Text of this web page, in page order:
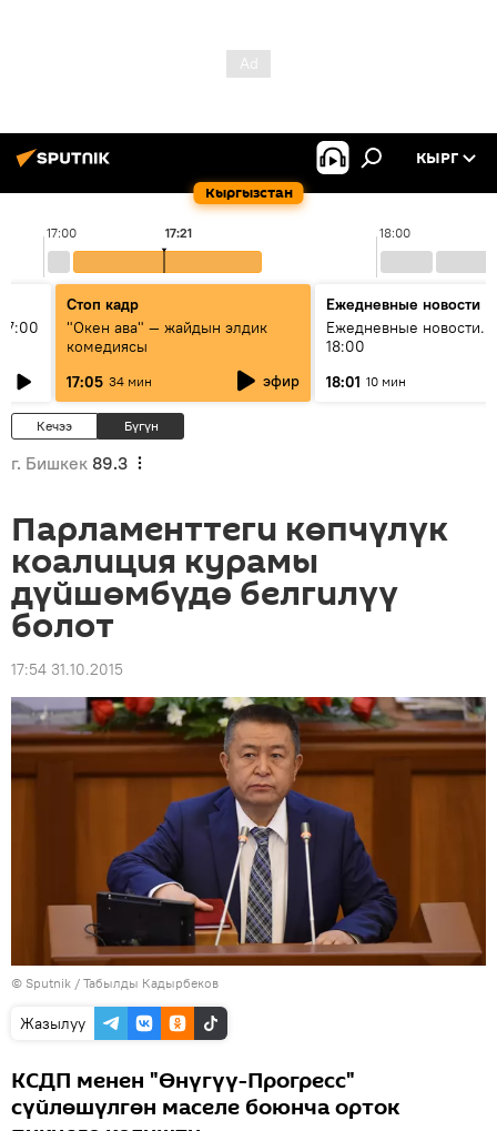
Кыргызстан
КЫРГ
17:00 18:00
17:21
Стоп кадр
"Окен ава" — жайдын элдик
комедиясы
17:05 34 мин эфир
Ежедневные новости
Ежедневные новости.
18:00
18:01 10 мин
Кечээ Бүгүн
г. Бишкек 89.3
Парламенттеги көпчүлүк
коалиция курамы
дүйшөмбүдө белгилүү
болот
17:54 31.10.2015
© Sputnik / Табылды Кадырбеков
Жазылуу
КСДП менен "Өнүгүү-Прогресс"
сүйлөшүлгөн маселе боюнча орток